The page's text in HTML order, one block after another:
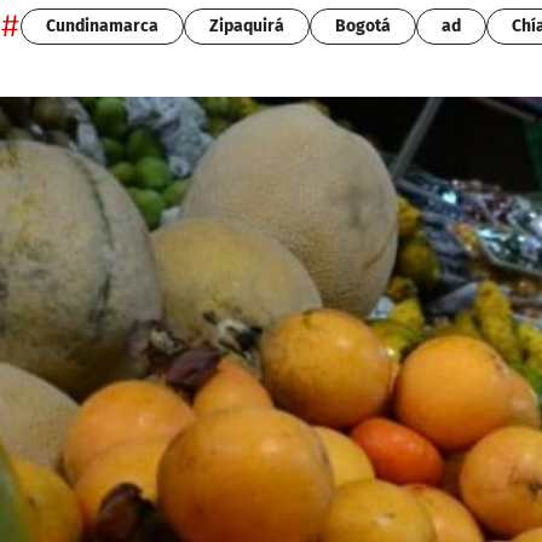
# Cundinamarca Zipaquirá Bogotá ad